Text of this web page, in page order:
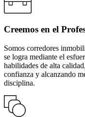
Creemos en el
Somos corredores
se logra mediante el
habilidades de alta
confianza y alcanzando
disciplina.